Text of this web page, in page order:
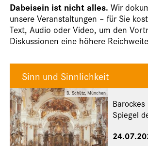
Dabeisein ist nicht alles. Wir
unsere Veranstaltungen – für Sie
Text, Audio oder Video, um den
Diskussionen eine höhere
B. Schütz, München
Sinn und Sinnlichkeit
Spiegel